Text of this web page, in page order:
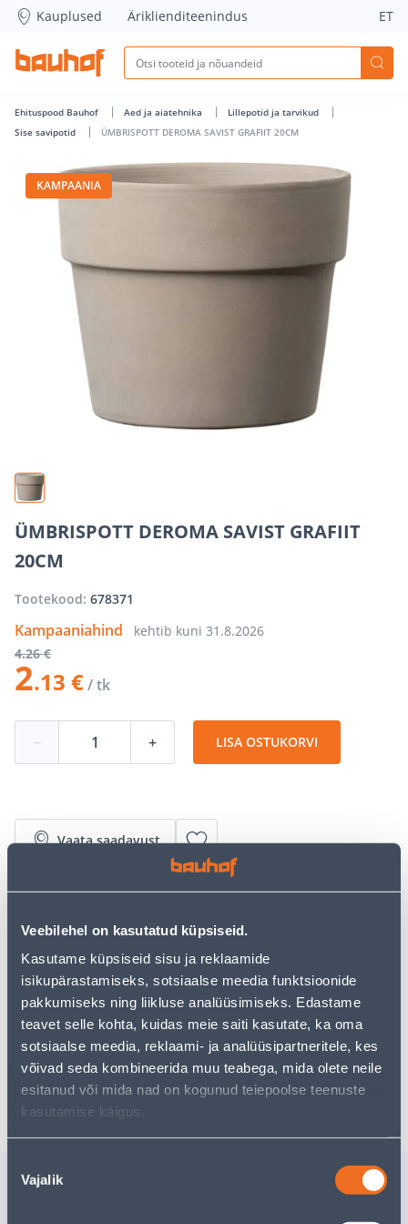
Veebilehel on kasutatud küpsiseid.
Kasutame küpsiseid sisu ja reklaamide
isikupärastamiseks, sotsiaalse meedia funktsioonide
pakkumiseks ning liikluse analüüsimiseks. Edastame
teavet selle kohta, kuidas meie saiti kasutate, ka oma
sotsiaalse meedia, reklaami- ja analüüsipartneritele, kes
võivad seda kombineerida muu teabega, mida olete neile
esitanud või mida nad on kogunud teiepoolse teenuste
kasutamise käigus.
valik
Vajalik
ÜMBRISPOTT DEROMA SAVIST GRAFIIT 20CM - Bauhof has
Kauplused Äriklienditeenindus ET
Ehituspood Bauhof Aed ja aiatehnika
Lillepotid ja tarvikud
Sise savipotid
ÜMBRISPOTT DEROMA SAVIST GRAFIIT 20CM
KAMPAANIA
ÜMBRISPOTT DEROMA SAVIST GRAFIIT
20CM
Tootekood: 678371
Kampaaniahind kehtib kuni 31.8.2026
4.26 €
2.13 €/ tk
− + LISA OSTUKORVI
Vaata saadavust
• Savist ümbrispott.
• Sobib kasutamiseks nii sise- kui välistingimustes.
• 14-päevane tagastusõigus.
Eeldatav kojuvedu 4,19 € al. 2-5 tööpäeva
Tarne pakiautomaati al. 2,29 € al. 2-5 tööpäeva
Poest kätte, alates 07.08.2026
Sarnased tooted